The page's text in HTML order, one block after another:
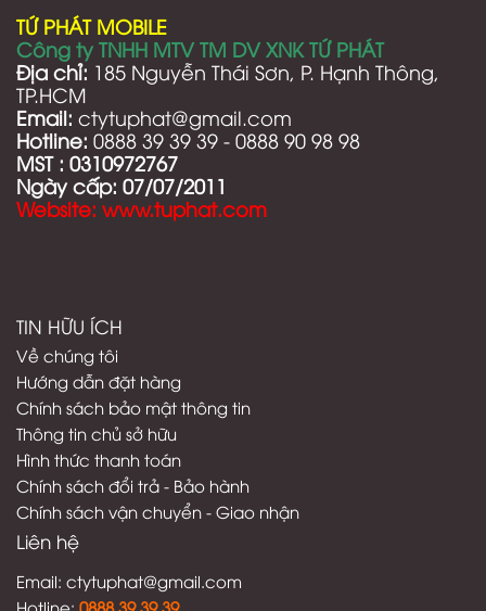
TỨ PHÁT MOBILE
Công ty TNHH MTV TM DV XNK TỨ PHÁT
Địa chỉ: 185 Nguyễn Thái Sơn, P. Hạnh Thông,
TP.HCM
Email: ctytuphat@gmail.com
Hotline: 0888 39 39 39 - 0888 90 98 98
MST : 0310972767
Ngày cấp: 07/07/2011
Website: www.tuphat.com
TIN HỮU ÍCH
Về chúng tôi
Hướng dẫn đặt hàng
Chính sách bảo mật thông tin
Thông tin chủ sở hữu
Hình thức thanh toán
Chính sách đổi trả - Bảo hành
Chính sách vận chuyển - Giao nhận
Liên hệ
Email: ctytuphat@gmail.com
Hotline: 0888 39 39 39